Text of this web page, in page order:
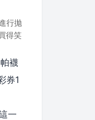
行拋
得笑
襪
券1
一